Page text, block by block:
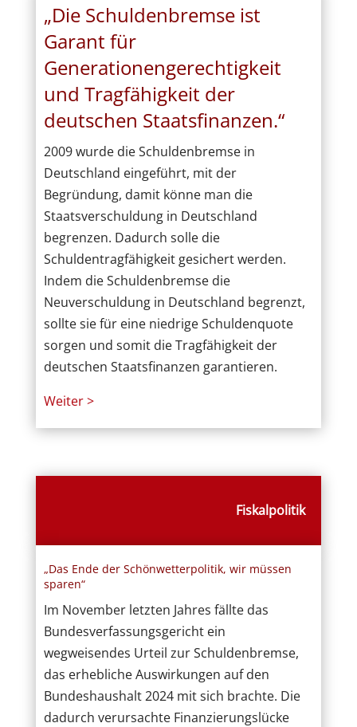
„Die Schuldenbremse ist
Garant für
Generationengerechtigkeit
und Tragfähigkeit der
deutschen Staatsfinanzen.“
2009 wurde die Schuldenbremse in
Deutschland eingeführt, mit der
Begründung, damit könne man die
Staatsverschuldung in Deutschland
begrenzen. Dadurch solle die
Schuldentragfähigkeit gesichert werden.
Indem die Schuldenbremse die
Neuverschuldung in Deutschland begrenzt,
sollte sie für eine niedrige Schuldenquote
sorgen und somit die Tragfähigkeit der
deutschen Staatsfinanzen garantieren.
Weiter >
Fiskalpolitik
„Das Ende der Schönwetterpolitik, wir müssen
sparen“
Im November letzten Jahres fällte das
Bundesverfassungsgericht ein
wegweisendes Urteil zur Schuldenbremse,
das erhebliche Auswirkungen auf den
Bundeshaushalt 2024 mit sich brachte. Die
dadurch verursachte Finanzierungslücke